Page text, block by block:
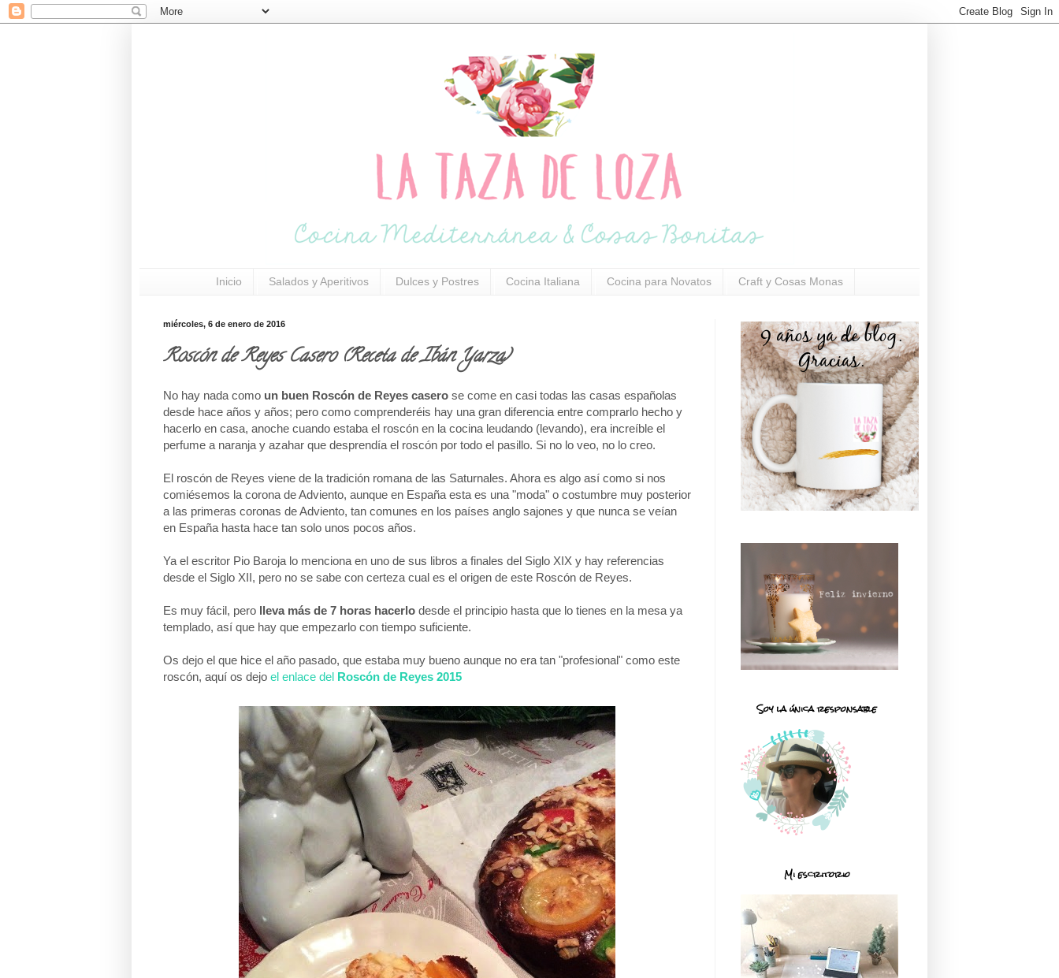
Inicio Salados y Aperitivos Dulces y Postres Cocina Italiana Cocina para Novatos Craft y Cosas Monas
miércoles, 6 de enero de 2016
Roscón de Reyes Casero (Receta de Ibán Yarza)
No hay nada como un buen Roscón de Reyes casero se come en casi todas las casas españolas
desde hace años y años; pero como comprenderéis hay una gran diferencia entre comprarlo hecho y
hacerlo en casa, anoche cuando estaba el roscón en la cocina leudando (levando), era increíble el
perfume a naranja y azahar que desprendía el roscón por todo el pasillo. Si no lo veo, no lo creo.
El roscón de Reyes viene de la tradición romana de las Saturnales. Ahora es algo así como si nos
comiésemos la corona de Adviento, aunque en España esta es una "moda" o costumbre muy posterior
a las primeras coronas de Adviento, tan comunes en los países anglo sajones y que nunca se veían
en España hasta hace tan solo unos pocos años.
Ya el escritor Pio Baroja lo menciona en uno de sus libros a finales del Siglo XIX y hay referencias
desde el Siglo XII, pero no se sabe con certeza cual es el origen de este Roscón de Reyes.
Es muy fácil, pero lleva más de 7 horas hacerlo desde el principio hasta que lo tienes en la mesa ya
templado, así que hay que empezarlo con tiempo suficiente.
Os dejo el que hice el año pasado, que estaba muy bueno aunque no era tan "profesional" como este
roscón, aquí os dejo el enlace del Roscón de Reyes 2015
Soy la única responsable
Mi escritorio